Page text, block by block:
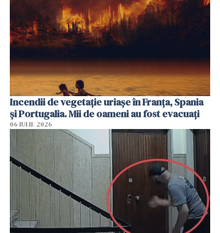
Incendii de vegetație uriașe în Franța, Spania
și Portugalia. Mii de oameni au fost evacuați
06 IULIE 2026